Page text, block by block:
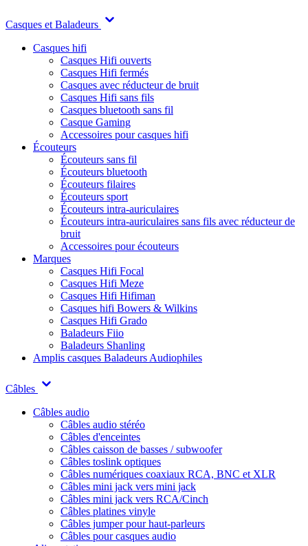
Casques et Baladeurs
Casques hifi
Casques Hifi ouverts
Casques Hifi fermés
Casques avec réducteur de bruit
Casques Hifi sans fils
Casques bluetooth sans fil
Casque Gaming
Accessoires pour casques hifi
Écouteurs
Écouteurs sans fil
Écouteurs bluetooth
Écouteurs filaires
Écouteurs sport
Écouteurs intra-auriculaires
Écouteurs intra-auriculaires sans fils avec réducteur de
bruit
Accessoires pour écouteurs
Marques
Casques Hifi Focal
Casques Hifi Meze
Casques Hifi Hifiman
Casques hifi Bowers & Wilkins
Casques Hifi Grado
Baladeurs Fiio
Baladeurs Shanling
Amplis casques Baladeurs Audiophiles
Câbles
Câbles audio
Câbles audio stéréo
Câbles d'enceintes
Câbles caisson de basses / subwoofer
Câbles toslink optiques
Câbles numériques coaxiaux RCA, BNC et XLR
Câbles mini jack vers mini jack
Câbles mini jack vers RCA/Cinch
Câbles platines vinyle
Câbles jumper pour haut-parleurs
Câbles pour casques audio